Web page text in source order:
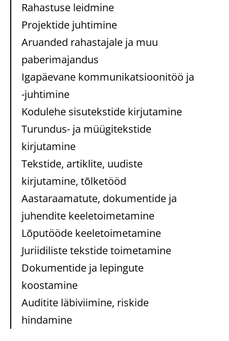
Rahastuse leidmine
Projektide juhtimine
Aruanded rahastajale ja muu
paberimajandus
Igapäevane kommunikatsioonitöö ja
-juhtimine
Kodulehe sisutekstide kirjutamine
Turundus- ja müügitekstide
kirjutamine
Tekstide, artiklite, uudiste
kirjutamine, tõlketööd
Aastaraamatute, dokumentide ja
juhendite keeletoimetamine
Lõputööde keeletoimetamine
Juriidiliste tekstide toimetamine
Dokumentide ja lepingute
koostamine
Auditite läbiviimine, riskide
hindamine